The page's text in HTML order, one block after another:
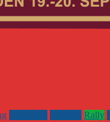
Rally